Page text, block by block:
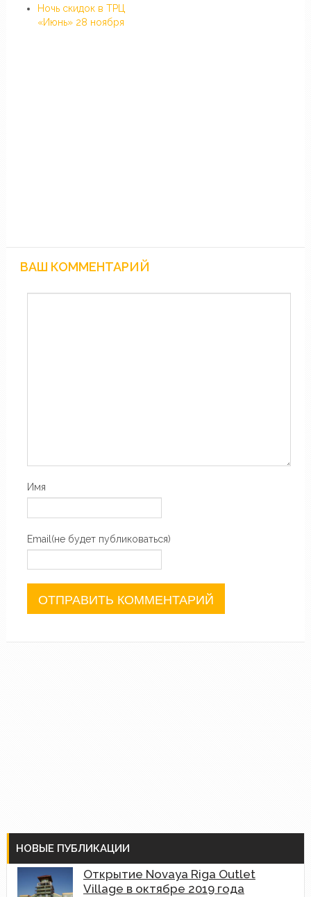
Ночь скидок в ТРЦ
«Июнь» 28 ноября
ВАШ КОММЕНТАРИЙ
Имя
Email(не будет публиковаться)
НОВЫЕ ПУБЛИКАЦИИ
Открытие Novaya Riga Outlet
Village в октябре 2019 года